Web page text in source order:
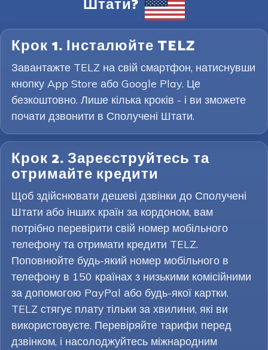
Штати?
Крок 1. Інсталюйте TELZ
Завантажте TELZ на свій смартфон, натиснувши
кнопку App Store або Google Play. Це
безкоштовно. Лише кілька кроків - і ви зможете
почати дзвонити в Сполучені Штати.
Крок 2. Зареєструйтесь та
отримайте кредити
Щоб здійснювати дешеві дзвінки до Сполучені
Штати або інших країн за кордоном, вам
потрібно перевірити свій номер мобільного
телефону та отримати кредити TELZ.
Поповнюйте будь-який номер мобільного в
телефону в 150 країнах з низькими комісійними
за допомогою PayPal або будь-якої картки.
TELZ стягує плату тільки за хвилини, які ви
використовуєте. Перевіряйте тарифи перед
дзвінком, і насолоджуйтесь міжнародним